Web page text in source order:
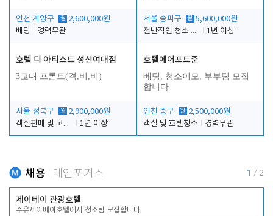
인천 계양구 월 2,600,000원
베팅
경력무관
서울 송파구 월 5,600,000원
전반적인 청소 업무(객실청소.객실정리)
1년 이상
호텔 디 아티스트 성신여대점
3교대 프론트(격,비,비)
서울 성북구 월 2,900,000원
객실판매 및 고객응대
1년 이상
호텔에어포트준
베팅, 청소이모, 부부팀 모집
합니다.
인천 중구 월 2,500,000원
객실 및 호텔청소
경력무관
채용 메인포커스 1 / 2
제이베이 관광호텔
수유제이베이호텔에서 청소팀 모집합니다